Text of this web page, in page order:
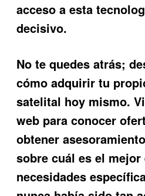
acceso a esta
decisivo.
No te quedes atrás;
cómo adquirir tu
satelital hoy mismo.
web para conocer
obtener
sobre cuál es el
necesidades